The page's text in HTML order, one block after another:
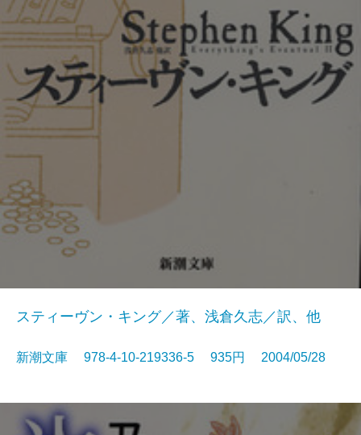
スティーヴン・キング／著、浅倉久志／訳、他
新潮文庫 978-4-10-219336-5 935円 2004/05/28